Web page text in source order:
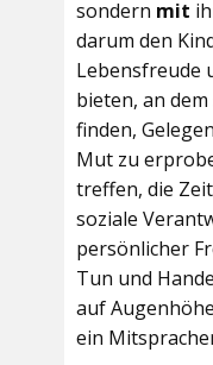
sondern mit
darum den
Lebensfreude
bieten, an
finden,
Mut zu
treffen, die
soziale
persönlicher
Tun und
auf
ein